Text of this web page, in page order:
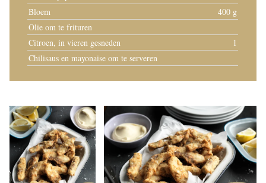
Bloem
400 g
Olie om te frituren
Citroen, in vieren gesneden
1
Chilisaus en mayonaise om te serveren